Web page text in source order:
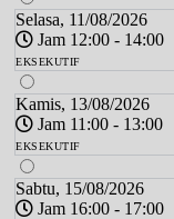
Selasa, 11/08/2026
Jam 12:00 - 14:00
EKSEKUTIF
Kamis, 13/08/2026
Jam 11:00 - 13:00
EKSEKUTIF
Sabtu, 15/08/2026
Jam 16:00 - 17:00